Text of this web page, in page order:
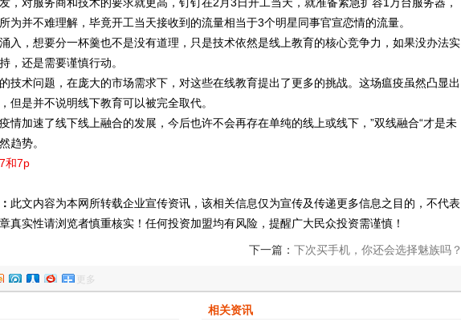
为并不难理解，毕竟开工当天接收到的流量相当于3个明星同事官宣恋情的流量。
入，想要分一杯羹也不是没有道理，只是技术依然是线上教育的核心竞争力，如果没办法实
，还是需要谨慎行动。
技术问题，在庞大的市场需求下，对这些在线教育提出了更多的挑战。这场瘟疫虽然凸显出
但是并不说明线下教育可以被完全取代。
情加速了线下线上融合的发展，今后也许不会再存在单纯的线上或线下，”双线融合“才是未
趋势。
和7p
此文内容为本网所转载企业宣传资讯，该相关信息仅为宣传及传递更多信息之目的，不代表
真实性请浏览者慎重核实！任何投资加盟均有风险，提醒广大民众投资需谨慎！
下一篇： 下次买手机，你还会选择魅族吗？
更多
相关资讯